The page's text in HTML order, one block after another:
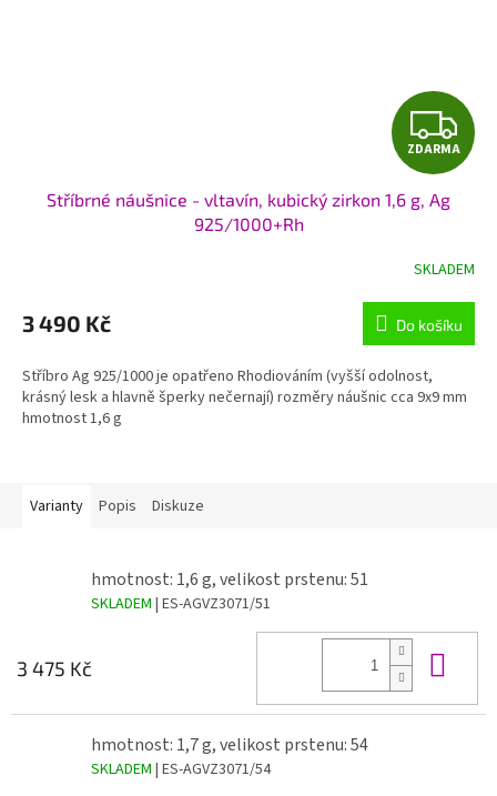
Z
D
R
M
A
ZDARMA
Stříbrné náušnice - vltavín, kubický zirkon 1,6 g, Ag
925/1000+Rh
SKLADEM
3 490 Kč Do košíku
Stříbro Ag 925/1000 je opatřeno Rhodiováním (vyšší odolnost,
krásný lesk a hlavně šperky nečernají) rozměry náušnic cca 9x9 mm
hmotnost 1,6 g
Varianty Popis Diskuze
hmotnost: 1,6 g, velikost prstenu: 51
SKLADEM | ES-AGVZ3071/51
3 475 Kč
hmotnost: 1,7 g, velikost prstenu: 54
SKLADEM | ES-AGVZ3071/54